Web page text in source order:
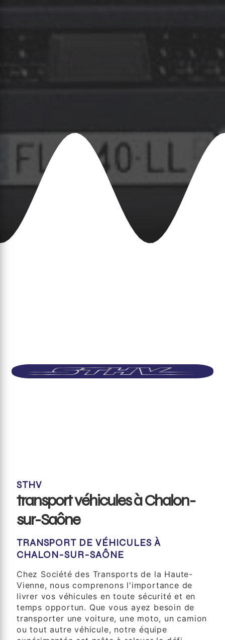
STHV
transport véhicules à Chalon-
sur-Saône
TRANSPORT DE VÉHICULES À
CHALON-SUR-SAÔNE
Chez Société des Transports de la Haute-
Vienne, nous comprenons l'importance de
livrer vos véhicules en toute sécurité et en
temps opportun. Que vous ayez besoin de
transporter une voiture, une moto, un camion
ou tout autre véhicule, notre équipe